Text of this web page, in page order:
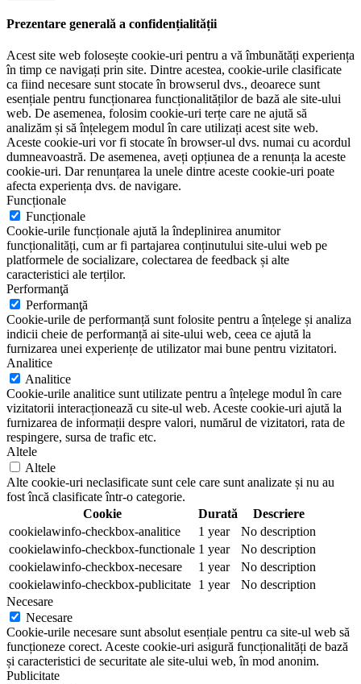
Prezentare generală a confidențialității
Acest site web folosește cookie-uri pentru a vă îmbunătăți experiența
în timp ce navigați prin site. Dintre acestea, cookie-urile clasificate
ca fiind necesare sunt stocate în browserul dvs., deoarece sunt
esențiale pentru funcționarea funcționalităților de bază ale site-ului
web. De asemenea, folosim cookie-uri terțe care ne ajută să
analizăm și să înțelegem modul în care utilizați acest site web.
Aceste cookie-uri vor fi stocate în browser-ul dvs. numai cu acordul
dumneavoastră. De asemenea, aveți opțiunea de a renunța la aceste
cookie-uri. Dar renunțarea la unele dintre aceste cookie-uri poate
afecta experiența dvs. de navigare.
Funcționale
Funcționale
Cookie-urile funcționale ajută la îndeplinirea anumitor
funcționalități, cum ar fi partajarea conținutului site-ului web pe
platformele de socializare, colectarea de feedback și alte
caracteristici ale terților.
Performanţă
Performanţă
Cookie-urile de performanță sunt folosite pentru a înțelege și analiza
indicii cheie de performanță ai site-ului web, ceea ce ajută la
furnizarea unei experiențe de utilizator mai bune pentru vizitatori.
Analitice
Analitice
Cookie-urile analitice sunt utilizate pentru a înțelege modul în care
vizitatorii interacționează cu site-ul web. Aceste cookie-uri ajută la
furnizarea de informații despre valori, numărul de vizitatori, rata de
respingere, sursa de trafic etc.
Altele
Altele
Alte cookie-uri neclasificate sunt cele care sunt analizate și nu au
fost încă clasificate într-o categorie.
Cookie
Durată
Descriere
cookielawinfo-checkbox-analitice
1 year
No description
cookielawinfo-checkbox-functionale 1 year
No description
cookielawinfo-checkbox-necesare
1 year
No description
cookielawinfo-checkbox-publicitate 1 year
No description
Necesare
Necesare
Cookie-urile necesare sunt absolut esențiale pentru ca site-ul web să
funcționeze corect. Aceste cookie-uri asigură funcționalități de bază
și caracteristici de securitate ale site-ului web, în mod anonim.
Publicitate